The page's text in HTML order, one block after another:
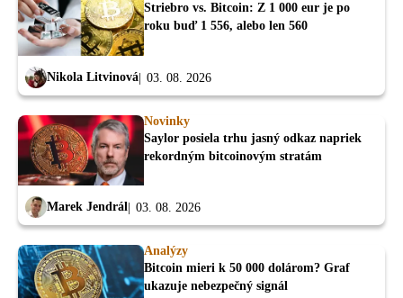
Striebro vs. Bitcoin: Z 1 000 eur je po
roku buď 1 556, alebo len 560
Nikola Litvinová 03. 08. 2026
Novinky
Saylor posiela trhu jasný odkaz napriek
rekordným bitcoinovým stratám
Marek Jendrál 03. 08. 2026
Analýzy
Bitcoin mieri k 50 000 dolárom? Graf
ukazuje nebezpečný signál